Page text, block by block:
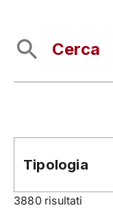
Tipologia
3880 risultati